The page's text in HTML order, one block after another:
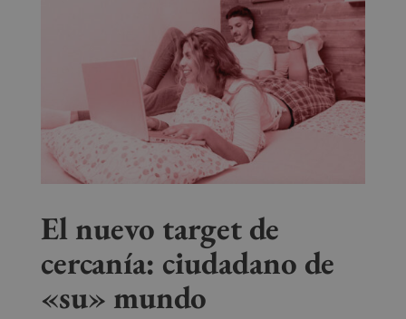
El nuevo target de
cercanía: ciudadano de
«su» mundo